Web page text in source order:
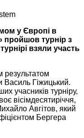
у Європі в
пройшов турнір з
взяли участь
результатом
Василь Гіжицький.
учасників турніру,
вісімдесятиріччя,
Авгітов, який
Бергера